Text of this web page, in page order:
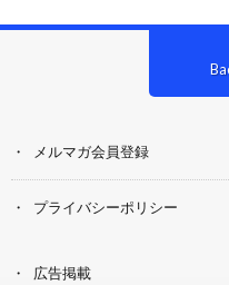
メルマガ会員登録
プライバシーポリシー
広告掲載